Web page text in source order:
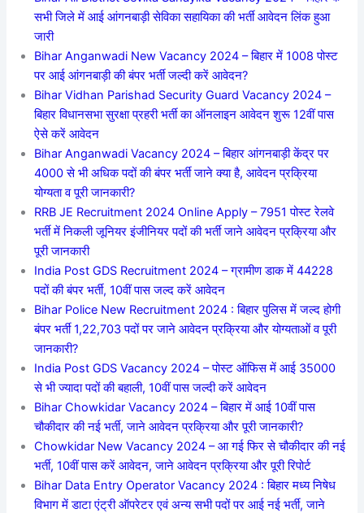
सभी जिले में आई आंगनबाड़ी सेविका सहायिका की भर्ती आवेदन लिंक हुआ
जारी
Bihar Anganwadi New Vacancy 2024 – बिहार में 1008 पोस्ट
पर आई आंगनबाड़ी की बंपर भर्ती जल्दी करें आवेदन?
Bihar Vidhan Parishad Security Guard Vacancy 2024 –
बिहार विधानसभा सुरक्षा प्रहरी भर्ती का ऑनलाइन आवेदन शुरू 12वीं पास
ऐसे करें आवेदन
Bihar Anganwadi Vacancy 2024 – बिहार आंगनबाड़ी केंद्र पर
4000 से भी अधिक पदों की बंपर भर्ती जाने क्या है, आवेदन प्रक्रिया
योग्यता व पूरी जानकारी?
RRB JE Recruitment 2024 Online Apply – 7951 पोस्ट रेलवे
भर्ती में निकली जूनियर इंजीनियर पदों की भर्ती जाने आवेदन प्रक्रिया और
पूरी जानकारी
India Post GDS Recruitment 2024 – ग्रामीण डाक में 44228
पदों की बंपर भर्ती, 10वीं पास जल्द करें आवेदन
Bihar Police New Recruitment 2024 : बिहार पुलिस में जल्द होगी
बंपर भर्ती 1,22,703 पदों पर जाने आवेदन प्रक्रिया और योग्यताओं व पूरी
जानकारी?
India Post GDS Vacancy 2024 – पोस्ट ऑफिस में आई 35000
से भी ज्यादा पदों की बहाली, 10वीं पास जल्दी करें आवेदन
Bihar Chowkidar Vacancy 2024 – बिहार में आई 10वीं पास
चौकीदार की नई भर्ती, जाने आवेदन प्रक्रिया और पूरी जानकारी?
Chowkidar New Vacancy 2024 – आ गई फिर से चौकीदार की नई
भर्ती, 10वीं पास करें आवेदन, जाने आवेदन प्रक्रिया और पूरी रिपोर्ट
Bihar Data Entry Operator Vacancy 2024 : बिहार मध्य निषेध
विभाग में डाटा एंट्री ऑपरेटर एवं अन्य सभी पदों पर आई नई भर्ती, जाने